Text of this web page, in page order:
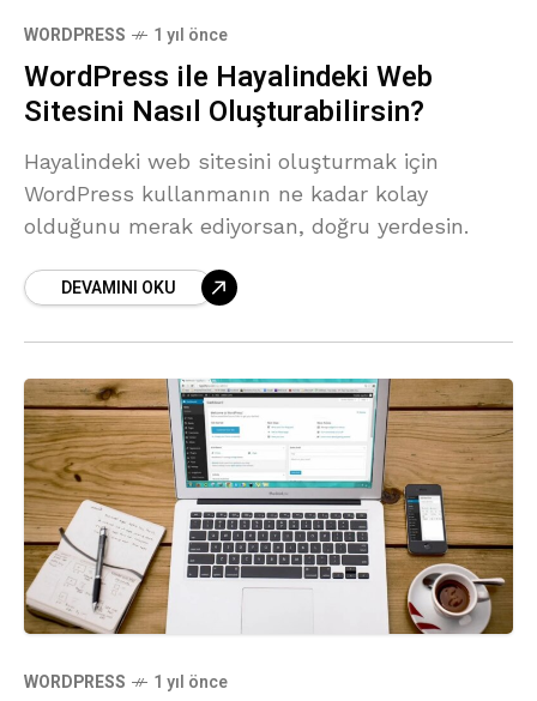
WORDPRESS 1 yıl önce
WordPress ile Hayalindeki Web
Sitesini Nasıl Oluşturabilirsin?
Hayalindeki web sitesini oluşturmak için
WordPress kullanmanın ne kadar kolay
olduğunu merak ediyorsan, doğru yerdesin.
DEVAMINI OKU
WORDPRESS 1 yıl önce